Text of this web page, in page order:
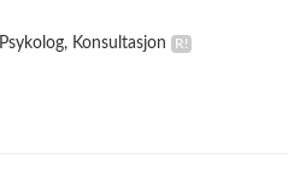
Psykolog, Konsultasjon